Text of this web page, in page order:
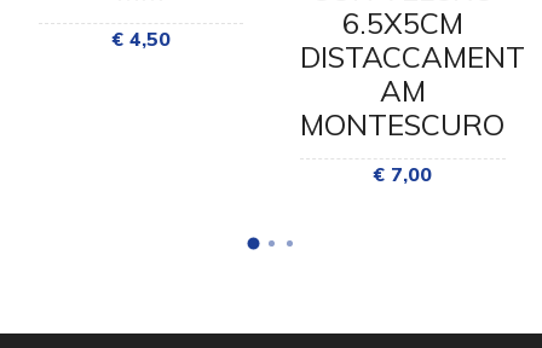
€ 4,50
6.5X5CM
AM
MONTESCURO
€ 7,00